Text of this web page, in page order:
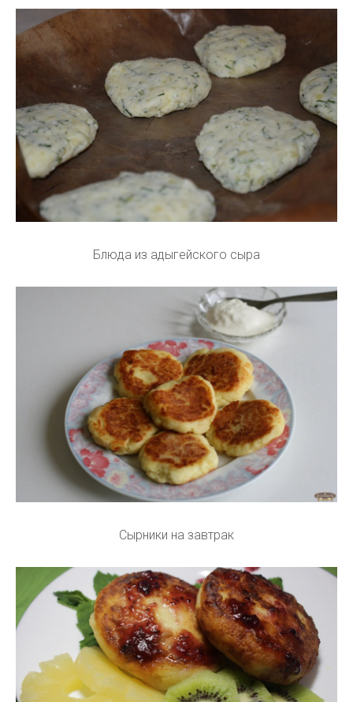
Блюда из адыгейского сыра
Сырники на завтрак